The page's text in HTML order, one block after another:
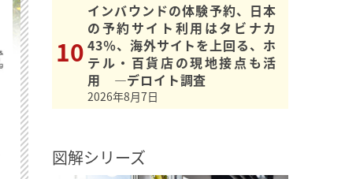
インバウンドの体験予約、日本
の予約サイト利用はタビナカ
43％、海外サイトを上回る、ホ
テル・百貨店の現地接点も活
用 ―デロイト調査
2026年8月7日
図解シリーズ